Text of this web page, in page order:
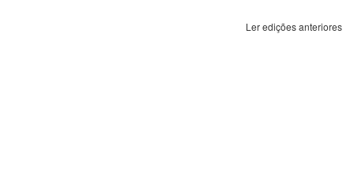
Ler edições anteriores